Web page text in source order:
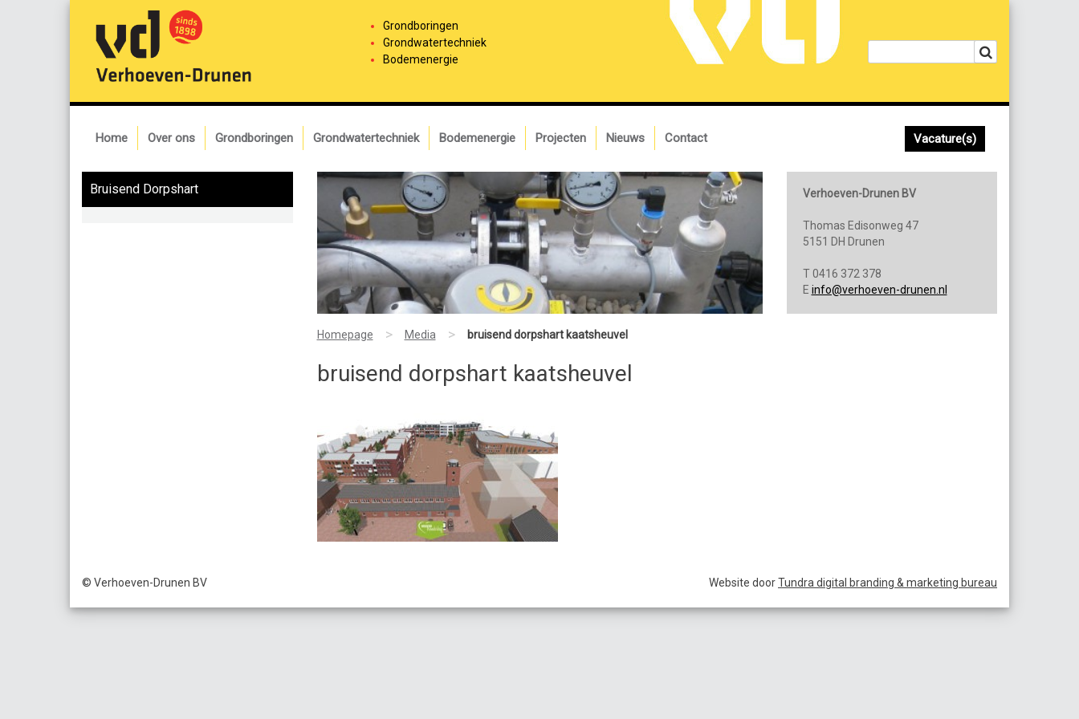
Grondboringen
Grondwatertechniek
Bodemenergie
Home Over ons Grondboringen Grondwatertechniek Bodemenergie Projecten Nieuws Contact Vacature(s)
Bruisend Dorpshart
Homepage > Media > bruisend dorpshart kaatsheuvel
bruisend dorpshart kaatsheuvel
Verhoeven-Drunen BV
Thomas Edisonweg 47
5151 DH Drunen
T 0416 372 378
E info@verhoeven-drunen.nl
© Verhoeven-Drunen BV Website doorTundra digital branding & marketing bureau